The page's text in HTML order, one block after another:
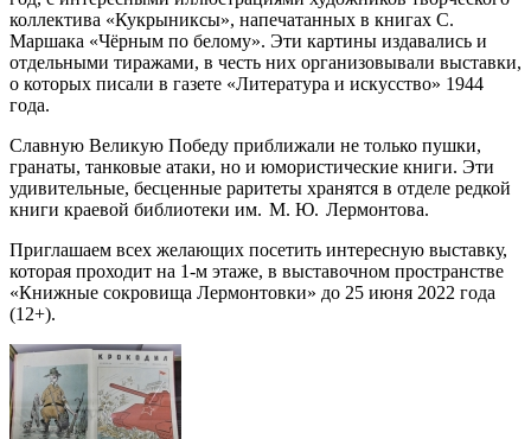
коллектива «Кукрыниксы», напечатанных в книгах С.
Маршака «Чёрным по белому». Эти картины издавались и
отдельными тиражами, в честь них организовывали выставки,
о которых писали в газете «Литература и искусство» 1944
года.
Славную Великую Победу приближали не только пушки,
гранаты, танковые атаки, но и юмористические книги. Эти
удивительные, бесценные раритеты хранятся в отделе редкой
книги краевой библиотеки им. М. Ю. Лермонтова.
Приглашаем всех желающих посетить интересную выставку,
которая проходит на 1-м этаже, в выставочном пространстве
«Книжные сокровища Лермонтовки» до 25 июня 2022 года
(12+).